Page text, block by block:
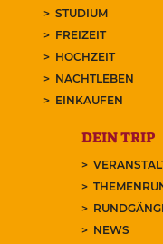
STUDIUM
FREIZEIT
HOCHZEIT
NACHTLEBEN
EINKAUFEN
DEIN TRIP
NEWS